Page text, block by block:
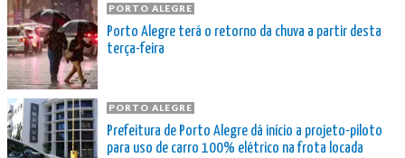
PORTO ALEGRE
Porto Alegre terá o retorno da chuva a partir desta
terça-feira
PORTO ALEGRE
Prefeitura de Porto Alegre dá início a projeto-piloto
para uso de carro 100% elétrico na frota locada